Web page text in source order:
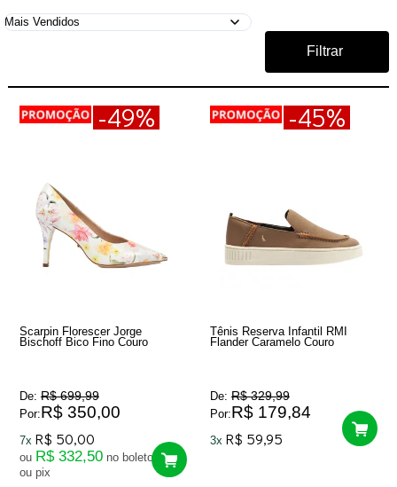
Filtrar
-49%
Scarpin Florescer Jorge
Bischoff Bico Fino Couro
De: R$ 699,99
Por:R$ 350,00
7x R$ 50,00
ou R$ 332,50 no boleto
ou pix
-45%
Tênis Reserva Infantil RMI
Flander Caramelo Couro
De: R$ 329,99
Por:R$ 179,84
3x R$ 59,95